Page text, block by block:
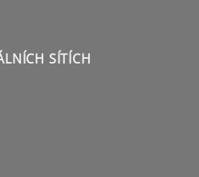
SÍTÍCH